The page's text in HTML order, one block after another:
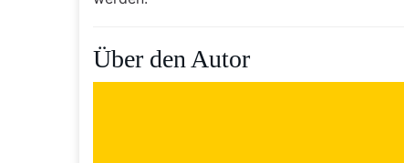
Über den Autor